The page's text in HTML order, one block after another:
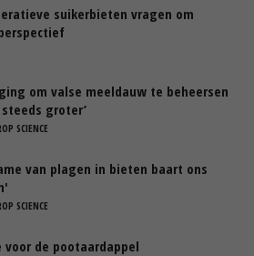
suikerbieten vragen om
om valse meeldauw te beheersen
groter’
SCIENCE
van plagen in bieten baart ons
SCIENCE
voor de pootaardappel